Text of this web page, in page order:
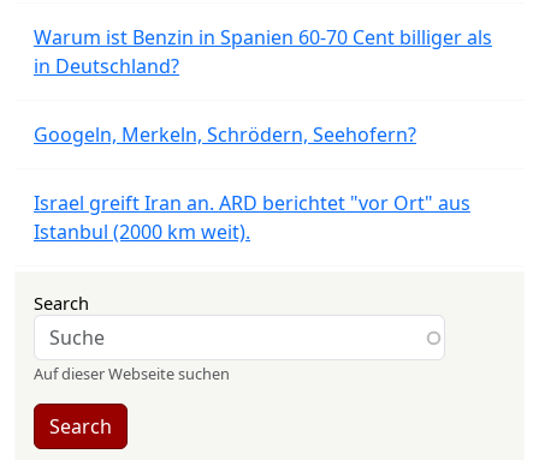
Warum ist Benzin in Spanien 60-70 Cent billiger als
in Deutschland?
Googeln, Merkeln, Schrödern, Seehofern?
Israel greift Iran an. ARD berichtet "vor Ort" aus
Istanbul (2000 km weit).
Search
Auf dieser Webseite suchen
Search